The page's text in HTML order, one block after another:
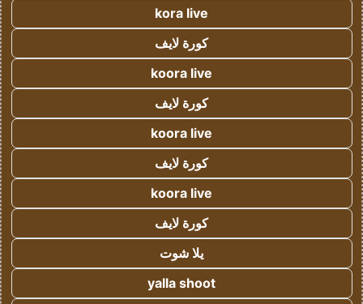
kora live
كورة لايف
koora live
كورة لايف
koora live
كورة لايف
koora live
كورة لايف
يلا شوت
yalla shoot